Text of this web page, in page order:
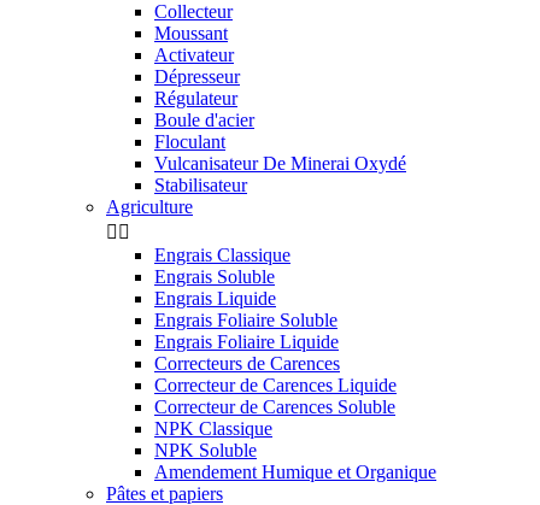
Collecteur
Moussant
Activateur
Dépresseur
Régulateur
Boule d'acier
Floculant
Vulcanisateur De Minerai Oxydé
Stabilisateur
Agriculture
 
Engrais Classique
Engrais Soluble
Engrais Liquide
Engrais Foliaire Soluble
Engrais Foliaire Liquide
Correcteurs de Carences
Correcteur de Carences Liquide
Correcteur de Carences Soluble
NPK Classique
NPK Soluble
Amendement Humique et Organique
Pâtes et papiers